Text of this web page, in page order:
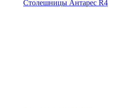
Столешницы Антарес R4